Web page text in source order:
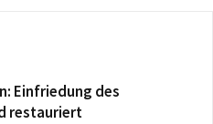
Einfriedung des
restauriert